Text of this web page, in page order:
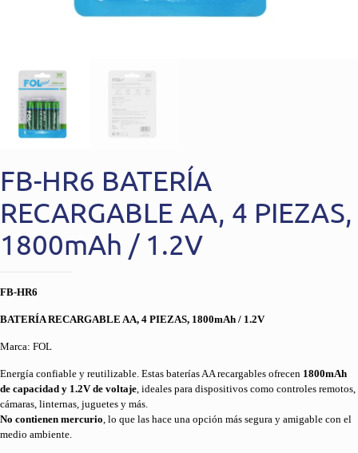
FB-HR6 BATERÍA
RECARGABLE AA, 4 PIEZAS,
1800mAh / 1.2V
FB-HR6
BATERÍA RECARGABLE AA, 4 PIEZAS, 1800mAh / 1.2V
Marca: FOL
Energía confiable y reutilizable. Estas baterías AA recargables ofrecen 1800mAh
de capacidad y 1.2V de voltaje, ideales para dispositivos como controles remotos,
cámaras, linternas, juguetes y más.
No contienen mercurio, lo que las hace una opción más segura y amigable con el
medio ambiente.